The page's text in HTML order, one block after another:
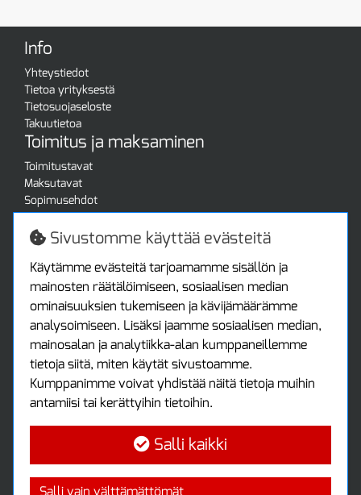
Info
Yhteystiedot
Tietoa yrityksestä
Tietosuojaseloste
Takuutietoa
Toimitus ja maksaminen
Toimitustavat
Maksutavat
Sopimusehdot
Turvallista ostamista
Jälleenmyyjille
Tax free / verovapaa myynti
Asiakastilini
Asiakastili
Luo tili
Kirjaudu sisään
Ota yhteyttä
Protools Oy
Tuottajankatu 13
Uutiskirje
Sivustomme käyttää evästeitä
Käytämme evästeitä tarjoamamme sisällön ja
mainosten räätälöimiseen, sosiaalisen median
ominaisuuksien tukemiseen ja kävijämäärämme
analysoimiseen. Lisäksi jaamme sosiaalisen median,
mainosalan ja analytiikka-alan kumppaneillemme
tietoja siitä, miten käytät sivustoamme.
Kumppanimme voivat yhdistää näitä tietoja muihin
antamiisi tai kerättyihin tietoihin.
Salli kaikki
Salli vain välttämättömät